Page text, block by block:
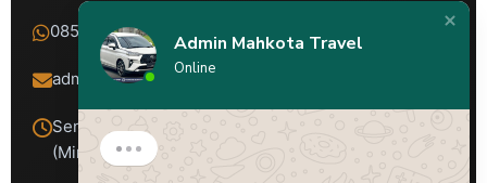
Admin Mahkota Travel
Online
Admin Mahkota Travel
0857-2267-6464
admin@mahkotatravel.com
Senin - Sabtu: 08.00 - 18:00 WIB
(Minggu & Libur Buka)